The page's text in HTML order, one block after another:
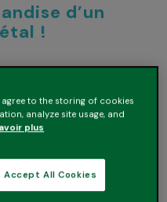
d’un
!
mêle
à du riz de
soin.
to the storing of cookies
analyze site usage, and
plus
Accept All Cookies